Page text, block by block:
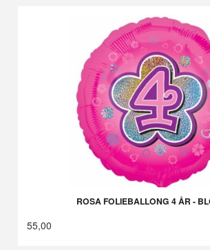
ROSA FOLIEBALLONG 4 ÅR -
55,00